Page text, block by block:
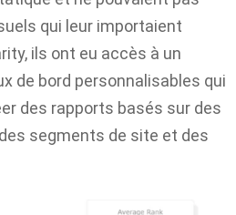
qui leur importaient
ils ont eu accès à un
de bord personnalisables qui
des rapports basés sur des
segments de site et des